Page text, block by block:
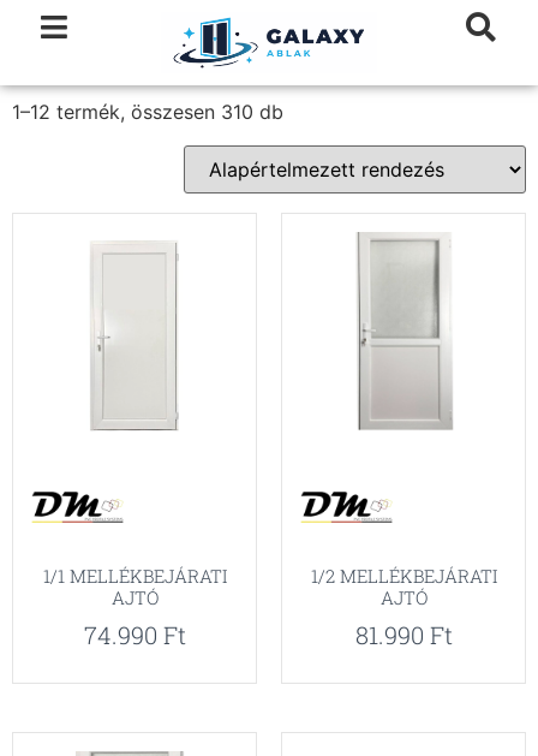
1–12 termék, összesen 310 db
1/1 MELLÉKBEJÁRATI
AJTÓ
74.990 Ft
1/2 MELLÉKBEJÁRATI
AJTÓ
81.990 Ft